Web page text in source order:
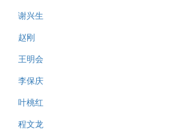
谢兴生
赵刚
王明会
李保庆
叶桃红
程文龙